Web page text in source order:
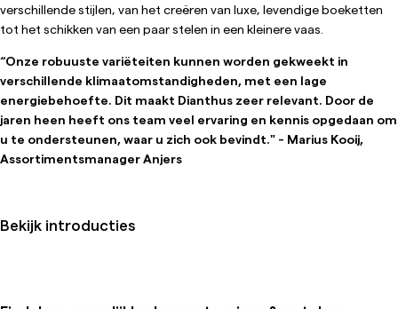
verschillende stijlen, van het creëren van luxe, levendige boeketten
tot het schikken van een paar stelen in een kleinere vaas.
“Onze robuuste variëteiten kunnen worden gekweekt in
verschillende klimaatomstandigheden, met een lage
energiebehoefte. Dit maakt Dianthus zeer relevant. Door de
jaren heen heeft ons team veel ervaring en kennis opgedaan om
u te ondersteunen, waar u zich ook bevindt." - Marius Kooij,
Assortimentsmanager Anjers
Bekijk introducties